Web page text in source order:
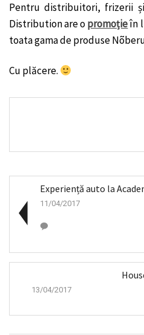
Pentru distribuitori, frizerii
Distribution are opromoțieîn
toata gama de produse
Cu plăcere.
Experiență auto la
11/04/2017
13/04/2017